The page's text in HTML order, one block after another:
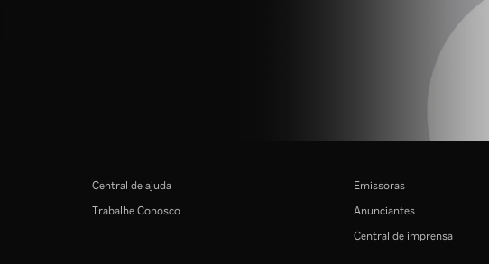
Central de ajuda
Trabalhe Conosco
Emissoras
Anunciantes
Central de imprensa